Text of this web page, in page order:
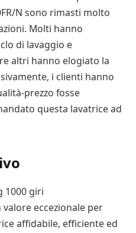
N sono rimasti molto
Molti hanno
di lavaggio e
altri hanno elogiato la
i clienti hanno
prezzo fosse
questa lavatrice ad
1000 giri
valore eccezionale per
affidabile, efficiente ed